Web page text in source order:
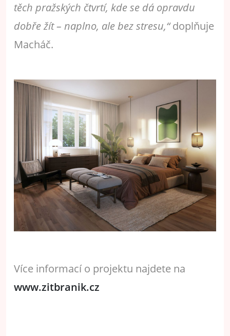
těch pražských čtvrtí, kde se dá opravdu
dobře žít – naplno, ale bez stresu,“doplňuje
Macháč.
Více informací o projektu najdete na
www.zitbranik.cz